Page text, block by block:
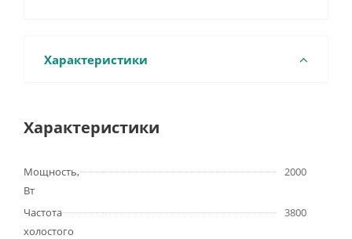
Характеристики
Характеристики
Мощность,
Вт
2000
Частота
холостого
3800